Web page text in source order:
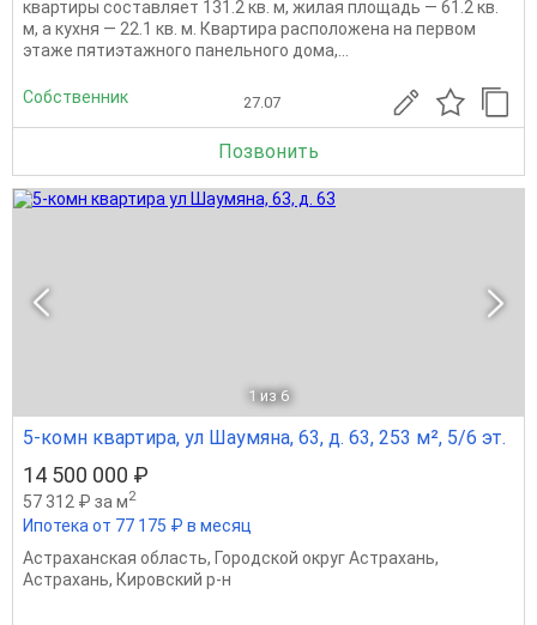
квартиры составляет 131.2 кв. м, жилая площадь — 61.2 кв.
м, а кухня — 22.1 кв. м. Квартира расположена на первом
этаже пятиэтажного панельного дома,...
Собственник 27.07
Позвонить
1 из 6
5-комн квартира, ул Шаумяна, 63, д. 63, 253 м², 5/6 эт.
14 500 000 ₽
57 312 ₽ за м2
Ипотека от 77 175 ₽ в месяц
Астраханская область, Городской округ Астрахань,
Астрахань, Кировский р-н